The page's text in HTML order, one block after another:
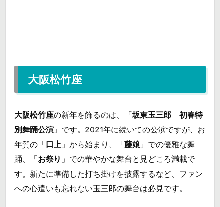
大阪松竹座
大阪松竹座の新年を飾るのは、「坂東玉三郎 初春特
別舞踊公演 」です。2021年に続いての公演ですが、お
年賀の「口上 」から始まり、「藤娘 」での優雅な舞
踊、「お祭り 」での華やかな舞台と見どころ満載で
す。新たに準備した打ち掛けを披露するなど、ファン
への心遣いも忘れない玉三郎の舞台は必見です。